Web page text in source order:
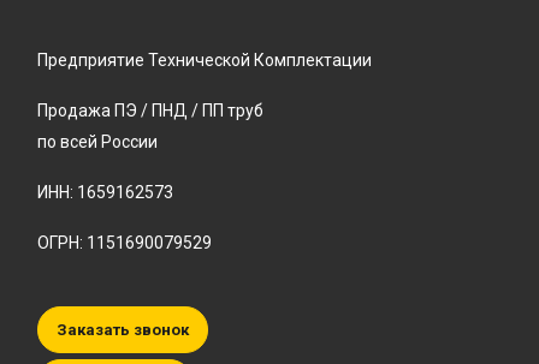
Предприятие Технической Комплектации
Продажа ПЭ / ПНД / ПП труб
по всей России
ИНН: 1659162573
ОГРН: 1151690079529
Заказать звонок